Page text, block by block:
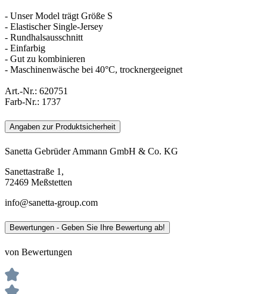
- Unser Model trägt Größe S
- Elastischer Single-Jersey
- Rundhalsausschnitt
- Einfarbig
- Gut zu kombinieren
- Maschinenwäsche bei 40°C, trocknergeeignet
Art.-Nr.: 620751
Farb-Nr.: 1737
Angaben zur Produktsicherheit
Sanetta Gebrüder Ammann GmbH & Co. KG
Sanettastraße 1,
72469 Meßstetten
info@sanetta-group.com
Bewertungen - Geben Sie Ihre Bewertung ab!
von Bewertungen